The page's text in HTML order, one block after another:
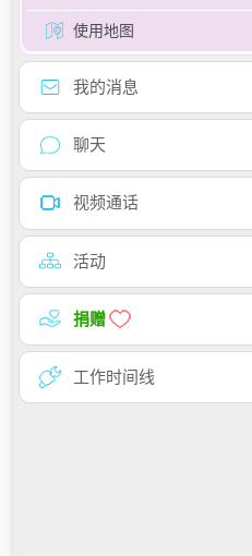
使用地图
我的消息
聊天
视频通话
活动
捐赠
工作时间线